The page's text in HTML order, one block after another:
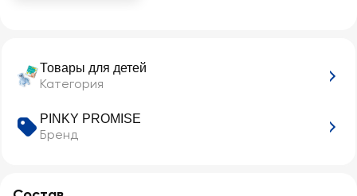
Товары для детей
Категория
PINKY PROMISE
Бренд